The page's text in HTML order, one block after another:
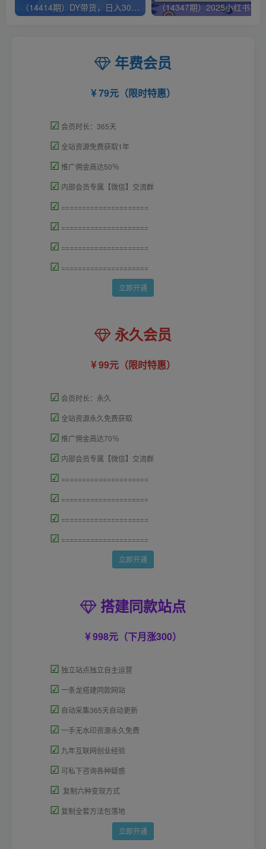
（14414期）DY带货，日入300＋矩阵无上限
年费会员
79元（限时特惠）
☑ 会员时长：365天
☑ 全站资源免费获取1年
☑ 推广佣金高达50％
☑ 内部会员专属【微信】交流群
☑ =====================
☑ =====================
☑ =====================
☑ =====================
立即开通
永久会员
99元（限时特惠）
☑ 会员时长：永久
☑ 全站资源永久免费获取
☑ 推广佣金高达70％
☑ 内部会员专属【微信】交流群
☑ =====================
☑ =====================
☑ =====================
☑ =====================
立即开通
搭建同款站点
998元（下月涨300）
☑ 独立站点独立自主运营
☑ 一条龙搭建同款网站
☑ 自动采集365天自动更新
☑ 一手无水印资源永久免费
☑ 九年互联网创业经验
☑ 可私下咨询各种疑惑
☑ 复制六种变现方式
☑ 复制全套方法包落地
立即开通